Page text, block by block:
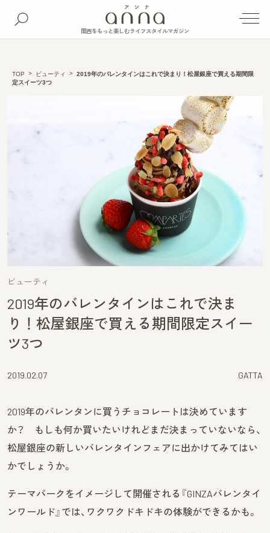
関西をもっと楽しむライフスタイルマガジン
TOP ビューティ
2019年のバレンタインはこれで決まり！松屋銀座で買える期間限
定スイーツ3つ
ビューティ
2019年のバレンタインはこれで決ま
り！松屋銀座で買える期間限定スイー
ツ3つ
2019.02.07 GATTA
2019年のバレンタンに買うチョコレートは決めています
か？ もしも何か買いたいけれどまだ決まっていないなら、
松屋銀座の新しいバレンタインフェアに出かけてみてはい
かでしょうか。
テーマパークをイメージして開催される『GINZAバレンタイ
ンワールド』では、ワクワクドキドキの体験ができるかも。